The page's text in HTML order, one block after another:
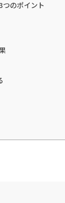
のポイント